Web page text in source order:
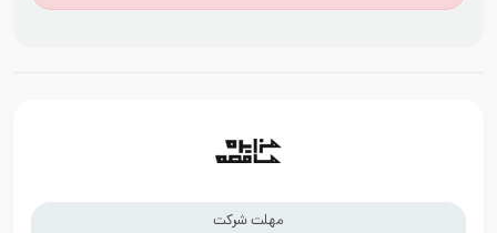
مهلت شرکت